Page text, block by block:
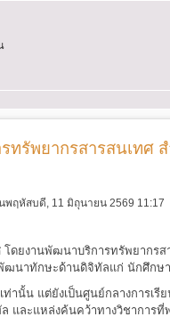
รัพยากรสารสนเทศ
พฤหัสบดี, 11 มิถุนายน 2569 11:17
โดยงานพัฒนาบริการทรัพยากร
ฒนาทักษะด้านดิจิทัลแก่ นักศึกษ
ท่านั้น แต่ยังเป็นศูนย์กลางการเ
และแหล่งค้นคว้าทางวิชาการที่